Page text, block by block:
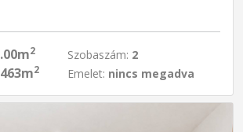
2
2
Szobaszám: 2
Emelet: nincs megadva